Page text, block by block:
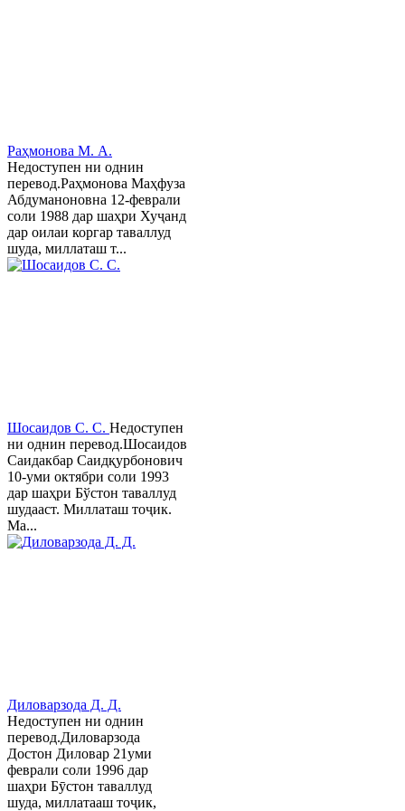
Раҳмонова М. А.
Недоступен ни однин
перевод.Раҳмонова Маҳфуза
Абдуманоновна 12-феврали
соли 1988 дар шаҳри Хуҷанд
дар оилаи коргар таваллуд
шуда, миллаташ т...
Шосаидов С. С. Недоступен
ни однин перевод.Шосаидов
Саидакбар Саидқурбонович
10-уми октябри соли 1993
дар шаҳри Бўстон таваллуд
шудааст. Миллаташ тоҷик.
Ма...
Диловарзода Д. Д.
Недоступен ни однин
перевод.Диловарзода
Достон Диловар 21уми
феврали соли 1996 дар
шаҳри Бӯстон таваллуд
шуда, миллатааш тоҷик,